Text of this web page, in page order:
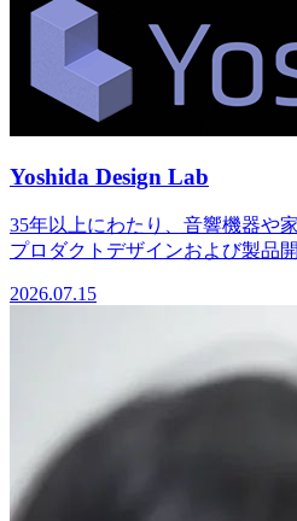
Yoshida Design Lab
35年以上にわたり、音響機器や
プロダクトデザインおよび製品
2026.07.15